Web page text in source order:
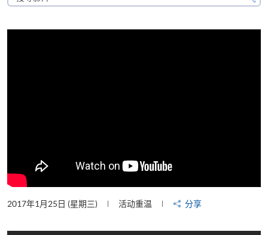
寻
片
搜
2017年1月25日 (星期三) 活动重温 分享